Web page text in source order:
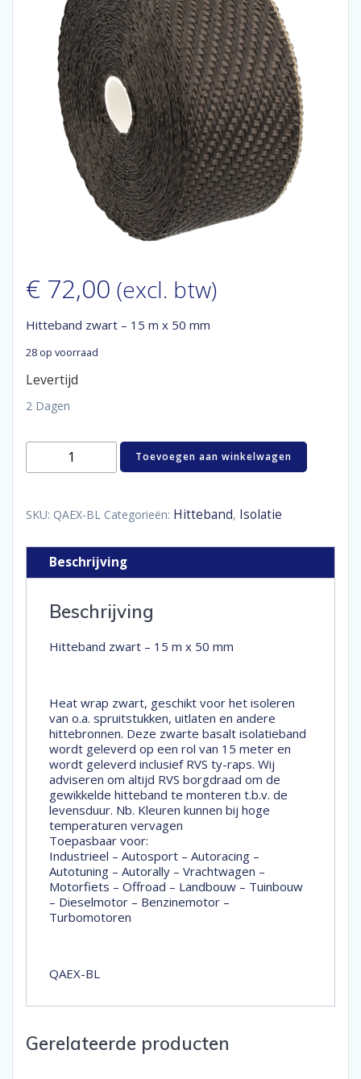
€ 72,00 (excl. btw)
Hitteband zwart – 15 m x 50 mm
28 op voorraad
Levertijd
2 Dagen
Hitteband
m
50
aantal
Toevoegen aan winkelwagen
SKU: QAEX-BL Categorieën: Hitteband, Isolatie
Beschrijving
Beschrijving
Hitteband zwart – 15 m x 50 mm
Heat wrap zwart, geschikt voor het isoleren
van o.a. spruitstukken, uitlaten en andere
hittebronnen. Deze zwarte basalt isolatieband
wordt geleverd op een rol van 15 meter en
wordt geleverd inclusief RVS ty-raps. Wij
adviseren om altijd RVS borgdraad om de
gewikkelde hitteband te monteren t.b.v. de
levensduur. Nb. Kleuren kunnen bij hoge
temperaturen vervagen
Toepasbaar voor:
Industrieel – Autosport – Autoracing –
Autotuning – Autorally – Vrachtwagen –
Motorfiets – Offroad – Landbouw – Tuinbouw
– Dieselmotor – Benzinemotor –
Turbomotoren
QAEX-BL
Gerelateerde producten